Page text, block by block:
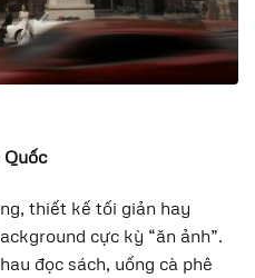
Quốc
thiết kế tối giản hay
cực kỳ “ăn ảnh”.
đọc sách, uống cà phê